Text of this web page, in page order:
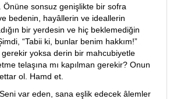
Önüne sonsuz genişlikte bir sofra
bedenin, hayâllerin ve ideallerin
bir yerdesin ve hiç beklemediğin
“Tabii ki, bunlar benim hakkım!”
gerekir yoksa derin bir mahcubiyetle
telaşına mı kapılman gerekir? Onun
ol. Hamd et.
Seni var eden, sana eşlik edecek âlemler